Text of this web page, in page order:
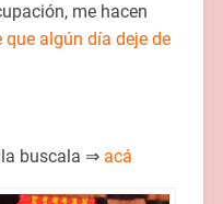
me hacen
algún día deje de
buscala ⇒ acá